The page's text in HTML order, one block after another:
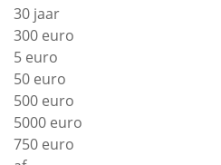
30 jaar
300 euro
5 euro
50 euro
500 euro
5000 euro
750 euro